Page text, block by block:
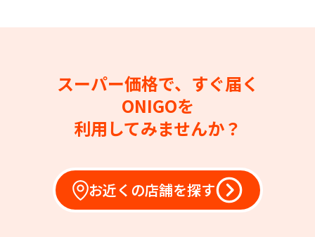
スーパー価格で、すぐ届く
ONIGOを
利用してみませんか？
お近くの店舗を探す